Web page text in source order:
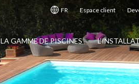
FR Espace client
LA GAMME DE PISCINES